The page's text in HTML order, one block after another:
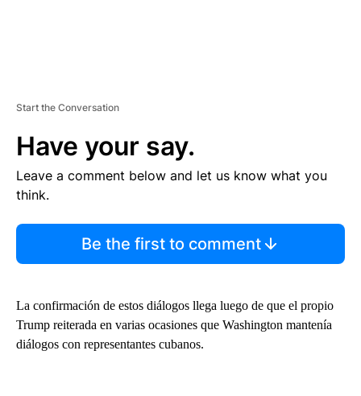
Start the Conversation
Have your say.
Leave a comment below and let us know what you
think.
Be the first to comment
La confirmación de estos diálogos llega luego de que el propio
Trump reiterada en varias ocasiones que Washington mantenía
diálogos con representantes cubanos.